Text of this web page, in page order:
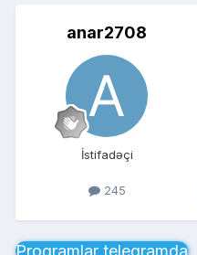
anar2708
İstifadəçi
245